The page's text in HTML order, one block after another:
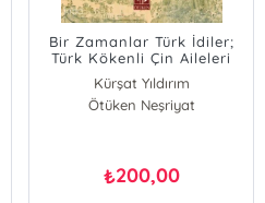
Bir Zamanlar Türk İdiler;
Türk Kökenli Çin Aileleri
Kürşat Yıldırım
Ötüken Neşriyat
₺200,00